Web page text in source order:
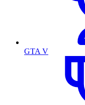
GTA V